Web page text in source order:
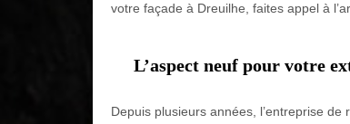
votre façade à Dreuilhe, faites appel à
L’aspect neuf pour votre
Depuis plusieurs années, l’entreprise